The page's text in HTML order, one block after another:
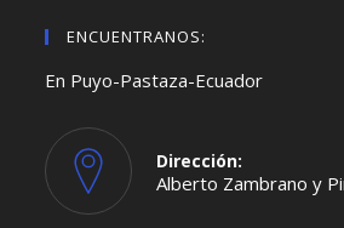
ENCUENTRANOS:
En Puyo-Pastaza-Ecuador
Dirección:
Alberto Zambrano y